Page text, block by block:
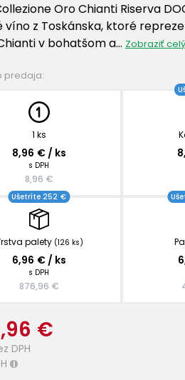
Oro Chianti Riserva
víno z Toskánska, ktoré
v bohatšom a… Zobraziť
predaja:
1 ks
8,96 € / ks
s DPH
8,96 €
palety (126 ks)
Ušetríte 252 €
6,96 € / ks
s DPH
876,96 €
€
DPH
i